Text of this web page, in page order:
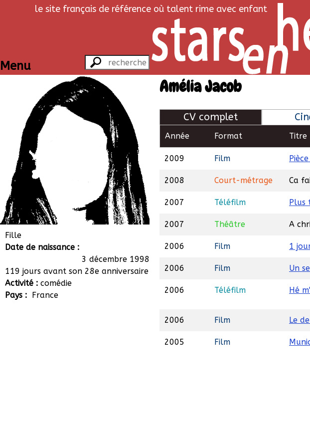
le site français de référence où talent rime avec enfant
Menu
Amélia Jacob
Fille
Date de naissance :
3 décembre 1998
119 jours avant son 28e anniversaire
Activité : comédie
Pays : France
Amélia Jacob
CV complet
Année Format Titre
2009 Film
2008 Court-métrage Ca
2007 Téléfilm Plus
2007 Théâtre A
2006 Film 1
2006 Film Un
2006 Téléfilm Hé
2006 Film Le
2005 Film